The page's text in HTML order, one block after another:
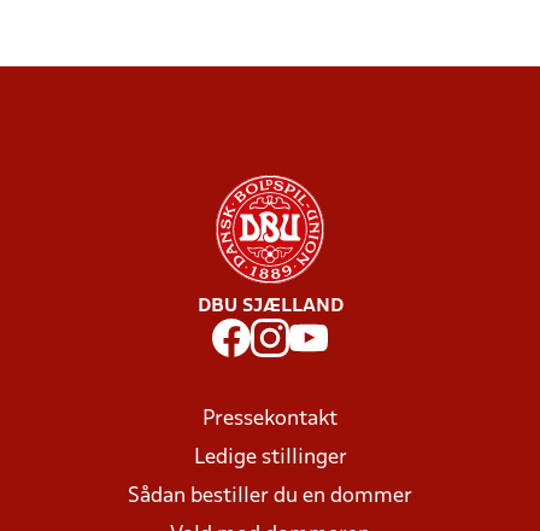
DBU SJÆLLAND
Pressekontakt
Ledige stillinger
Sådan bestiller du en dommer